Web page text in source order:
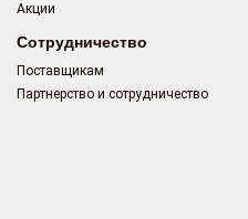
Акции
Сотрудничество
Поставщикам
Партнерство и сотрудничество